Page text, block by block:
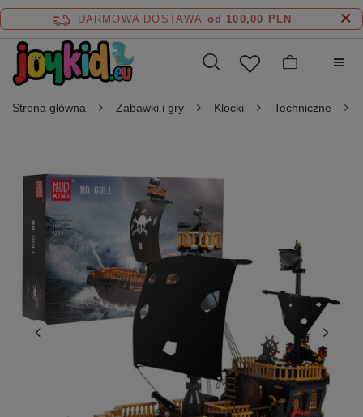
DARMOWA DOSTAWA od 100,00 PLN
Strona główna Zabawki i gry Klocki Techniczne